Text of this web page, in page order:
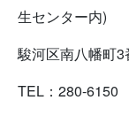
生センター内)
駿河区南八幡町3
TEL：280-6150